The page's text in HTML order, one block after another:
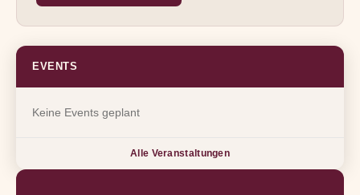
EVENTS
Keine Events geplant
Alle Veranstaltungen